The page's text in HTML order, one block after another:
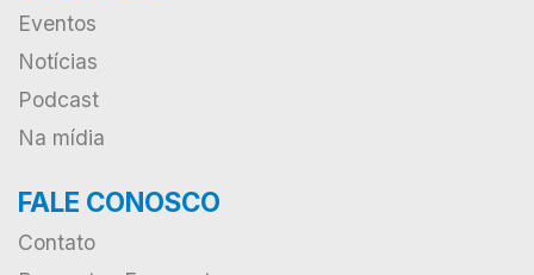
Eventos
Notícias
Podcast
Na mídia
FALE CONOSCO
Contato